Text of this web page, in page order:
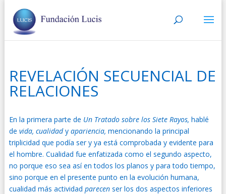
REVELACIÓN SECUENCIAL DE
RELACIONES
En la primera parte de Un Tratado sobre los Siete Rayos, hablé
de vida, cualidadyapariencia, mencionando la principal
triplicidad que podía ser y ya está comprobada y evidente para
el hombre. Cualidad fue enfatizada como el segundo aspecto,
no porque eso sea así en todos los planos y para todo tiempo,
sino porque en el presente punto en la evolución humana,
cualidad más actividad parecen ser los dos aspectos inferiores